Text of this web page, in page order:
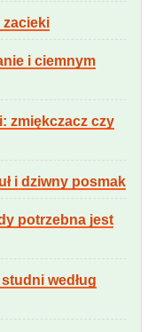
zacieki
i ciemnym
zmiękczacz czy
i dziwny posmak
potrzebna jest
według